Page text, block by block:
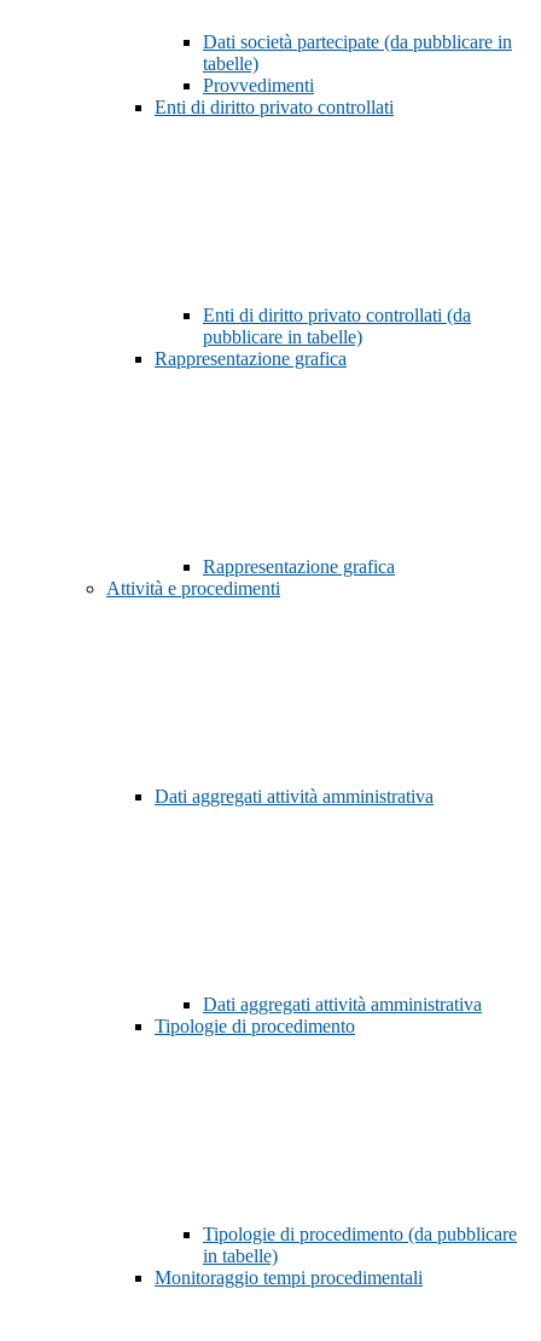
Dati società partecipate (da pubblicare in
tabelle)
Provvedimenti
Enti di diritto privato controllati
Enti di diritto privato controllati (da
pubblicare in tabelle)
Rappresentazione grafica
Rappresentazione grafica
Attività e procedimenti
Dati aggregati attività amministrativa
Dati aggregati attività amministrativa
Tipologie di procedimento
Tipologie di procedimento (da pubblicare
in tabelle)
Monitoraggio tempi procedimentali